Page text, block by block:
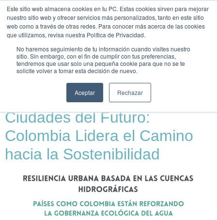
Este sitio web almacena cookies en tu PC. Estas cookies sirven para mejorar
nuestro sitio web y ofrecer servicios más personalizados, tanto en este sitio
web como a través de otras redes. Para conocer más acerca de las cookies
que utilizamos, revisa nuestra Política de Privacidad.
No haremos seguimiento de tu información cuando visites nuestro
sitio. Sin embargo, con el fin de cumplir con tus preferencias,
tendremos que usar solo una pequeña cookie para que no se te
solicite volver a tomar esta decisión de nuevo.
Aceptar Rechazar
UNEIX-
TE
Día:25 de febrero de
2026
De los Páramos a las
Ciudades del Futuro:
Colombia Lidera el Camino
hacia la Sostenibilidad